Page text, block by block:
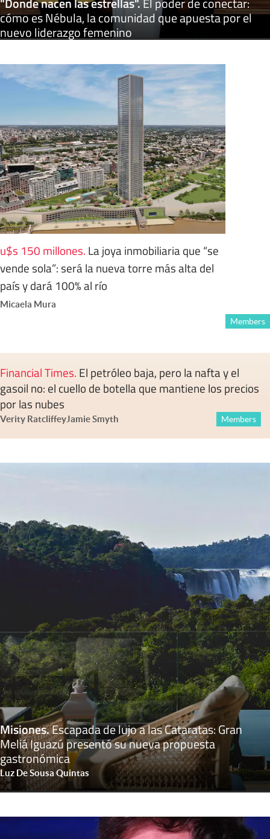
cómo es Nébula, la comunidad que apuesta por el
nuevo liderazgo femenino
u$s 150 millones. La joya inmobiliaria que “se
vende sola”: será la nueva torre más alta del
país y dará 100% al río
Micaela Mura
Members
Financial Times. El petróleo baja, pero la nafta y el
gasoil no: el cuello de botella que mantiene los precios
por las nubes
Verity RatcliffeyJamie Smyth Members
Misiones.Escapada de lujo a las Cataratas: Gran
Meliá Iguazú presentó su nueva propuesta
gastronómica
Luz De Sousa Quintas